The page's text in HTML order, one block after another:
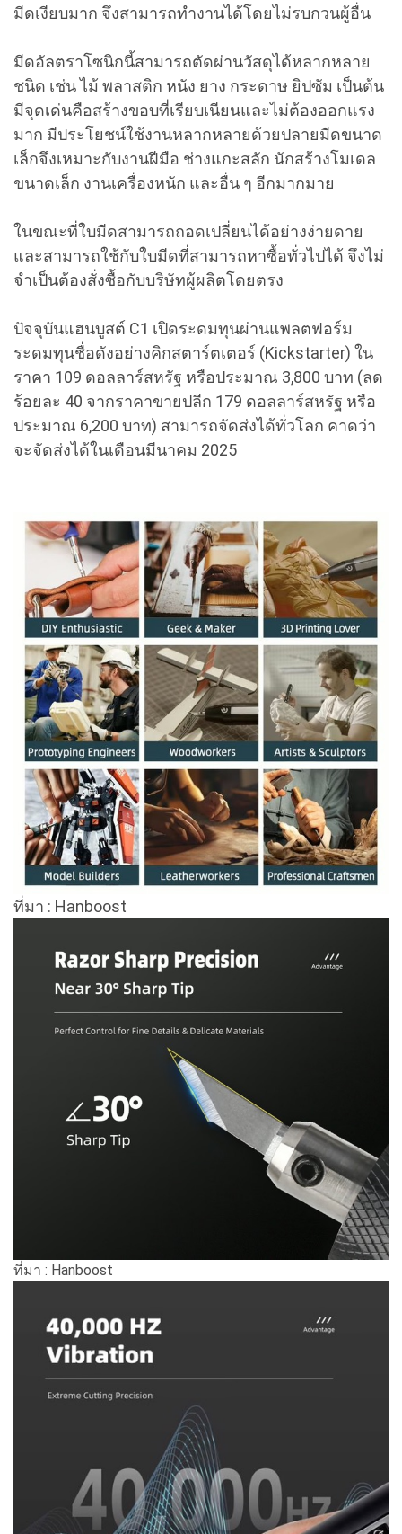
มีดเงียบมาก จึงสามารถทำงานได้โดยไม่รบกวนผู้อื่น
มีดอัลตราโซนิกนี้สามารถตัดผ่านวัสดุได้หลากหลาย
ชนิด เช่น ไม้ พลาสติก หนัง ยาง กระดาษ ยิปซัม เป็นต้น
มีจุดเด่นคือสร้างขอบที่เรียบเนียนและไม่ต้องออกแรง
มาก มีประโยชน์ใช้งานหลากหลายด้วยปลายมีดขนาด
เล็กจึงเหมาะกับงานฝีมือ ช่างแกะสลัก นักสร้างโมเดล
ขนาดเล็ก งานเครื่องหนัก และอื่น ๆ อีกมากมาย
ในขณะที่ใบมีดสามารถถอดเปลี่ยนได้อย่างง่ายดาย
และสามารถใช้กับใบมีดที่สามารถหาซื้อทั่วไปได้ จึงไม่
จำเป็นต้องสั่งซื้อกับบริษัทผู้ผลิตโดยตรง
ปัจจุบันแฮนบูสต์ C1 เปิดระดมทุนผ่านแพลตฟอร์ม
ระดมทุนชื่อดังอย่างคิกสตาร์ตเตอร์ (Kickstarter) ใน
ราคา 109 ดอลลาร์สหรัฐ หรือประมาณ 3,800 บาท (ลด
ร้อยละ 40 จากราคาขายปลีก 179 ดอลลาร์สหรัฐ หรือ
ประมาณ 6,200 บาท) สามารถจัดส่งได้ทั่วโลก คาดว่า
จะจัดส่งได้ในเดือนมีนาคม 2025
ที่มา : Hanboost
ที่มา : Hanboost